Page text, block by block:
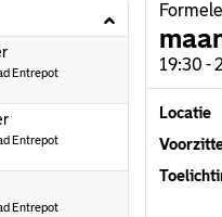
2025
Entrepot
2025
Entrepot
Entrepot
19:30 -
Locatie